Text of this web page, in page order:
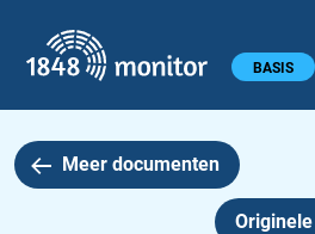
Hoofdmenu BASIS
Meer documenten